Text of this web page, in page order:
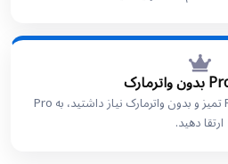
هر زمان برای تحویل نهایی PDF تمیز و بدون واترمارک نیاز داشتید، به Pro
ارتقا دهید.